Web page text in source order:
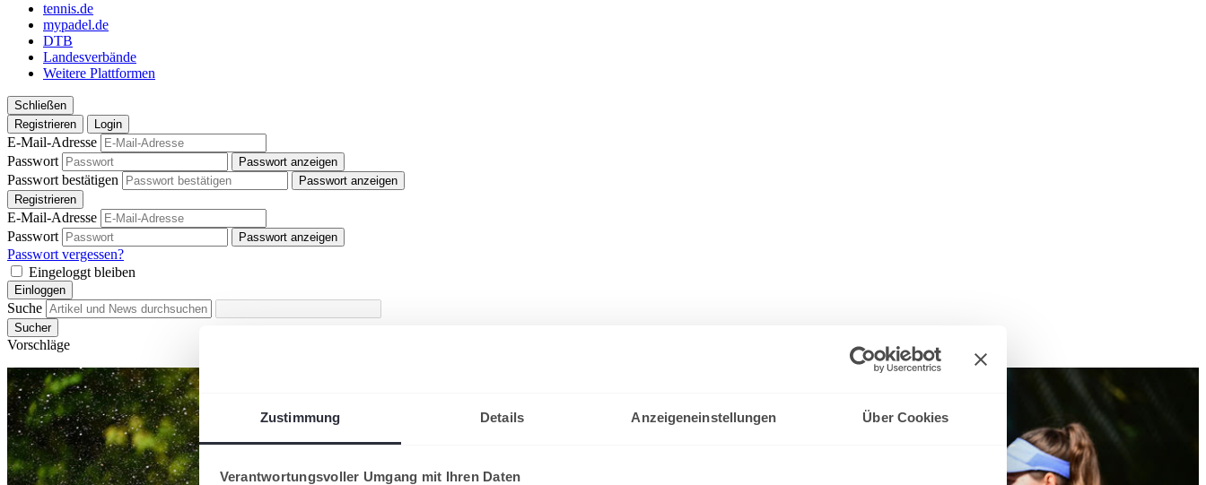
Zustimmung Details Anzeigeneinstellungen Über Cookies
Verantwortungsvoller Umgang mit Ihren Daten
tennis.de
mypadel.de
DTB
Landesverbände
Weitere Plattformen
Schließen
Registrieren
Login
E-Mail-Adresse
Passwort
Passwort anzeigen
Passwort bestätigen
Passwort anzeigen
Registrieren
E-Mail-Adresse
Passwort
Passwort anzeigen
Passwort vergessen?
Eingeloggt bleiben
Einloggen
Suche
Sucher
Vorschläge